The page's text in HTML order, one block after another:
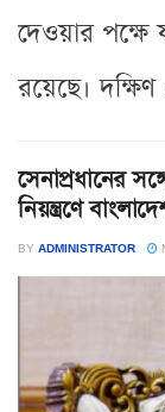
দেওয়ার পক্ষে
রয়েছে।
সেনাপ্রধানের
নিয়ন্ত্রণে
BY ADMINISTRATOR